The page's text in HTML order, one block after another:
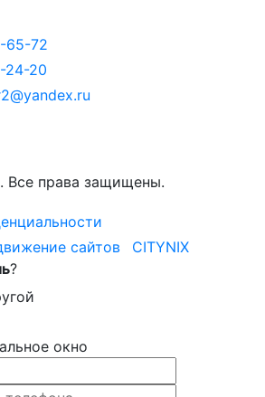
65-72
24-20
Все права защищены.
сайтов
CITYNIX
?
окно